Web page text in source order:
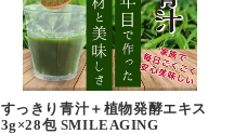
すっきり青汁＋植物発酵エキス
3g×28包 SMILEAGING